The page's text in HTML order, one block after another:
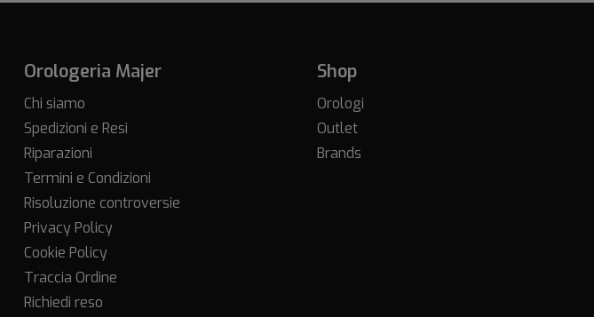
Orologeria Majer
Chi siamo
Spedizioni e Resi
Riparazioni
Termini e Condizioni
Risoluzione controversie
Privacy Policy
Cookie Policy
Traccia Ordine
Richiedi reso
Shop
Orologi
Outlet
Brands